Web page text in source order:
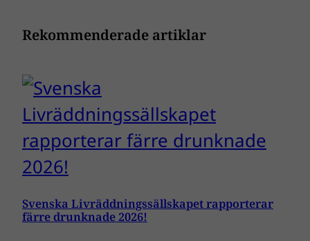
Rekommenderade artiklar
Svenska Livräddningssällskapet rapporterar
färre drunknade 2026!